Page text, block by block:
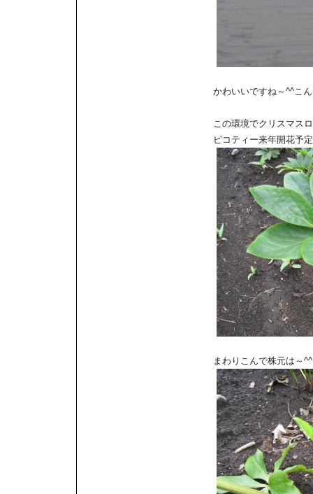
かわいいですね～^^こ
この環境でクリスマス
ピコティー来年開花予
まわりこんで株元は～^^